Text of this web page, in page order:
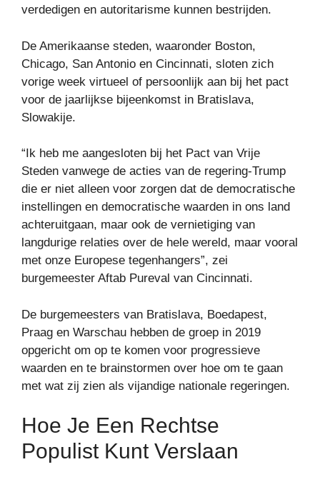
verdedigen en autoritarisme kunnen bestrijden.
De Amerikaanse steden, waaronder Boston,
Chicago, San Antonio en Cincinnati, sloten zich
vorige week virtueel of persoonlijk aan bij het pact
voor de jaarlijkse bijeenkomst in Bratislava,
Slowakije.
“Ik heb me aangesloten bij het Pact van Vrije
Steden vanwege de acties van de regering-Trump
die er niet alleen voor zorgen dat de democratische
instellingen en democratische waarden in ons land
achteruitgaan, maar ook de vernietiging van
langdurige relaties over de hele wereld, maar vooral
met onze Europese tegenhangers”, zei
burgemeester Aftab Pureval van Cincinnati.
De burgemeesters van Bratislava, Boedapest,
Praag en Warschau hebben de groep in 2019
opgericht om op te komen voor progressieve
waarden en te brainstormen over hoe om te gaan
met wat zij zien als vijandige nationale regeringen.
Hoe Je Een Rechtse
Populist Kunt Verslaan